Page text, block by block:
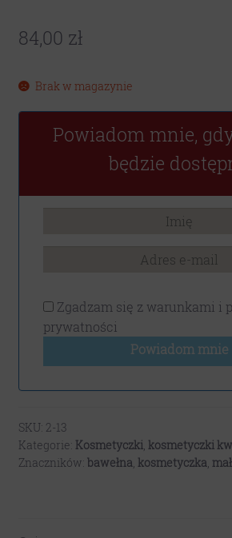
84,00 zł
Brak w magazynie
Powiadom mnie,
będzie
Zgadzam się z warunkami i
prywatności
Powiadom mnie
SKU: 2-13
Kategorie: Kosmetyczki kosmetyczki
Znaczników: bawełna kosmetyczka